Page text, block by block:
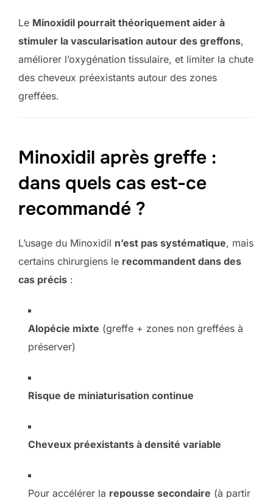
Le Minoxidil pourrait théoriquement aider à
stimuler la vascularisation autour des greffons,
améliorer l’oxygénation tissulaire, et limiter la chute
des cheveux préexistants autour des zones
greffées.
Minoxidil après greffe :
dans quels cas est-ce
recommandé ?
L’usage du Minoxidil n’est pas systématique, mais
certains chirurgiens le recommandent dans des
cas précis :
Alopécie mixte (greffe + zones non greffées à
préserver)
Risque de miniaturisation continue
Cheveux préexistants à densité variable
Pour accélérer la repousse secondaire (à partir